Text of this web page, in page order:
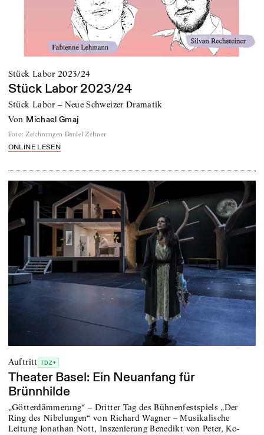
Stück Labor 2023/24
Stück Labor 2023/24
Stück Labor – Neue Schweizer Dramatik
von Michael Gmaj
Foto: Zeichnungen Daniel Zeltner
ONLINE LESEN
Auftritt TDZ+
Theater Basel: Ein Neuanfang für
Brünnhilde
„Götterdämmerung“ – Dritter Tag des Bühnenfestspiels „Der
Ring des Nibelungen“ von Richard Wagner – Musikalische
Leitung Jonathan Nott, Inszenierung Benedikt von Peter, Ko-